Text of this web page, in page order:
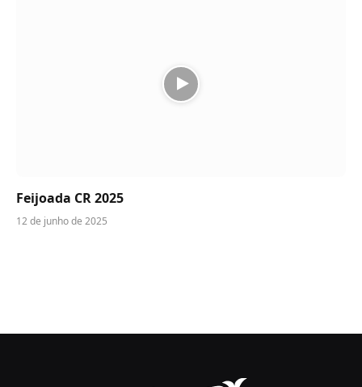
Feijoada CR 2025
12 de junho de 2025